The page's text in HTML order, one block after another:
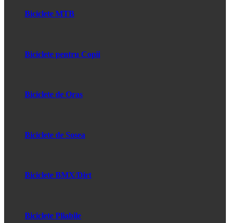
Biciclete MTB
Biciclete pentru Copii
Biciclete de Oras
Biciclete de Sosea
Biciclete BMX/Dirt
Biciclete Pliabile